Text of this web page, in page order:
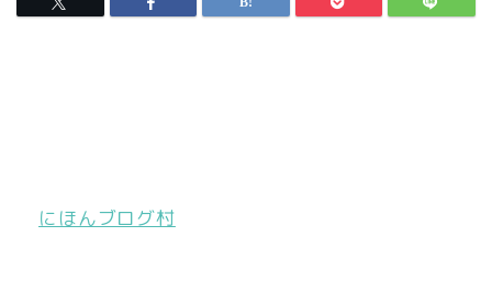
にほんブログ村